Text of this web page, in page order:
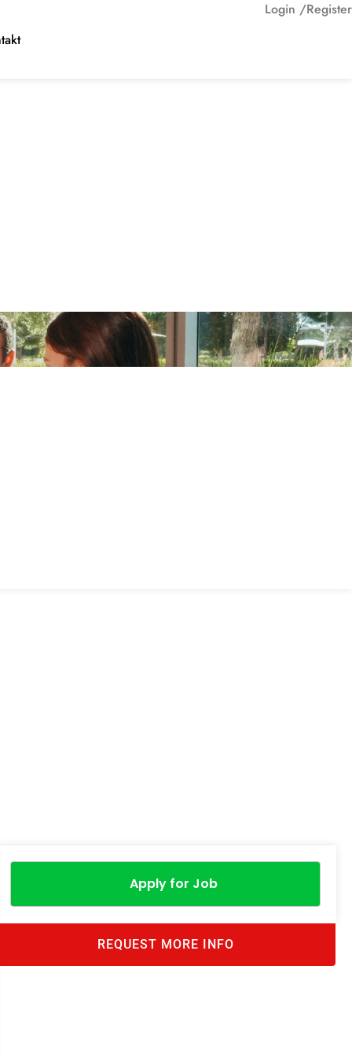
Login /Register
Apply for Job
REQUEST MORE INFO